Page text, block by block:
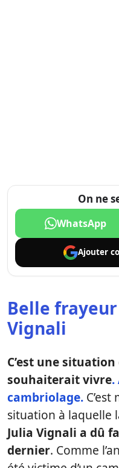
On ne
WhatsApp
Ajouter
Belle
Vignali
C’est une
souhaiterait vivre.
cambriolage.
situation à laquelle
Julia Vignali a dû
dernier. Comme